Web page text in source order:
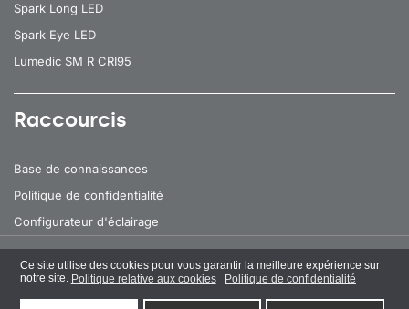
Ce site utilise des cookies pour vous garantir la meilleure expérience sur
notre site. Politique relative aux cookies Politique de confidentialité
Spark Long LED
Spark Eye LED
Lumedic SM R CRI95
Raccourcis
Base de connaissances
Politique de confidentialité
Configurateur d'éclairage
Tous droits réservés© 2026 Lena Lighting